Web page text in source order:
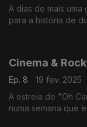
A dias de mais
para a história de
Cinema &
Ep. 8
19 fev. 2025
A estreia de "Oh
numa semana que